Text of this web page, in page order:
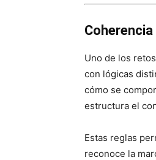
Uno de los
con lógicas
cómo se
estructura el
Estas reglas
reconoce la